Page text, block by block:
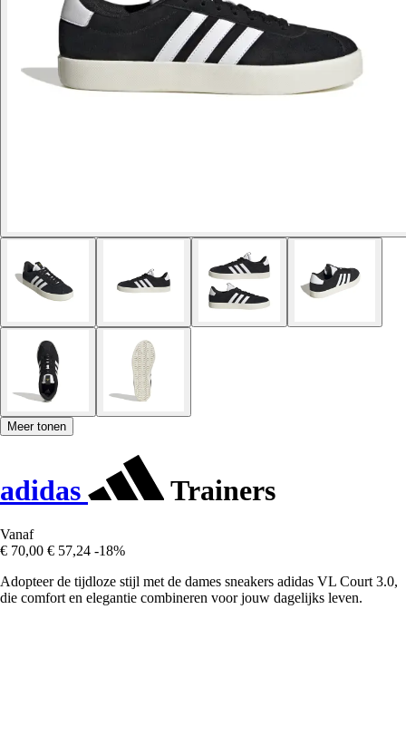
Meer tonen
adidas Trainers
Vanaf
€ 70,00 € 57,24 -18%
Adopteer de tijdloze stijl met de dames sneakers adidas VL Court 3.0,
die comfort en elegantie combineren voor jouw dagelijks leven.